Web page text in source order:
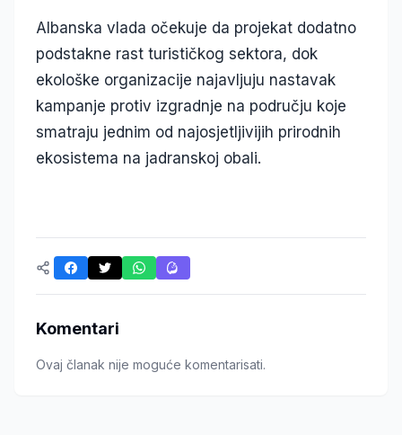
Albanska vlada očekuje da projekat dodatno
podstakne rast turističkog sektora, dok
ekološke organizacije najavljuju nastavak
kampanje protiv izgradnje na području koje
smatraju jednim od najosjetljivijih prirodnih
ekosistema na jadranskoj obali.
Komentari
Ovaj članak nije moguće komentarisati.